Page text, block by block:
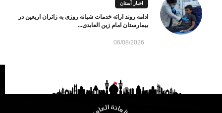
اخبار آستان
ادامه روند ارائه خدمات شبانه روزی به زائران اربعین در
بیمارستان امام زین العابدی...
06/08/2026